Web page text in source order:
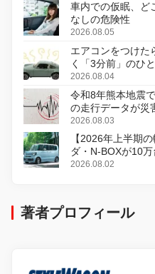
車内での仮眠、ど
なしの危険性
2026.08.05
エアコンをつけ
く「3分前」のひ
2026.08.04
令和8年熊本地震
の走行データが災
2026.08.03
【2026年上半期
ダ・N-BOXが10
感
2026.08.02
著者プロフィール